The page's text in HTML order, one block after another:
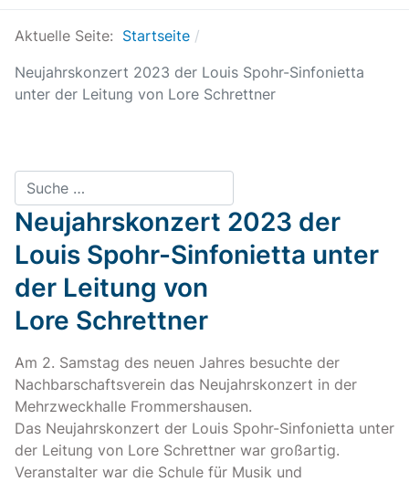
Aktuelle Seite: Startseite
Neujahrskonzert 2023 der Louis Spohr-Sinfonietta
unter der Leitung von Lore Schrettner
Suchen
Neujahrskonzert 2023 der
Louis Spohr-Sinfonietta unter
der Leitung von
Lore Schrettner
Am 2. Samstag des neuen Jahres besuchte der
Nachbarschaftsverein das Neujahrskonzert in der
Mehrzweckhalle Frommershausen.
Das Neujahrskonzert der Louis Spohr-Sinfonietta unter
der Leitung von Lore Schrettner war großartig.
Veranstalter war die Schule für Musik und